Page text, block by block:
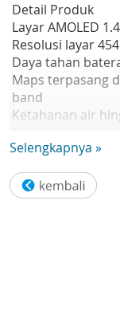
Detail Produk
Layar AMOLED
Resolusi layar
Daya tahan
Maps terpasang
band
Ketahanan air
Warna
Tipe Layar AMOLED
Touchscreen Yes
Selengkapnya »